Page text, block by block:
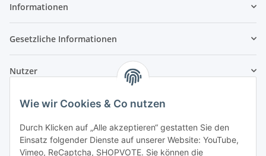
Wie wir Cookies & Co nutzen
Durch Klicken auf „Alle akzeptieren“ gestatten Sie den
Einsatz folgender Dienste auf unserer Website: YouTube,
Vimeo, ReCaptcha, SHOPVOTE. Sie können die
Informationen
Gesetzliche Informationen
Nutzer